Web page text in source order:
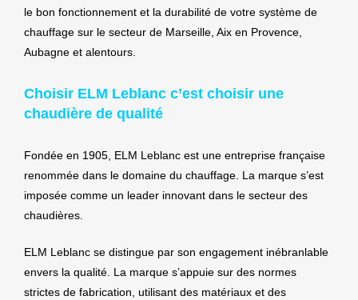
le bon fonctionnement et la durabilité de votre système de
chauffage sur le secteur de Marseille, Aix en Provence,
Aubagne et alentours.
Choisir ELM Leblanc c’est choisir une
chaudière de qualité
Fondée en 1905, ELM Leblanc est une entreprise française
renommée dans le domaine du chauffage. La marque s’est
imposée comme un leader innovant dans le secteur des
chaudières.
ELM Leblanc se distingue par son engagement inébranlable
envers la qualité. La marque s’appuie sur des normes
strictes de fabrication, utilisant des matériaux et des